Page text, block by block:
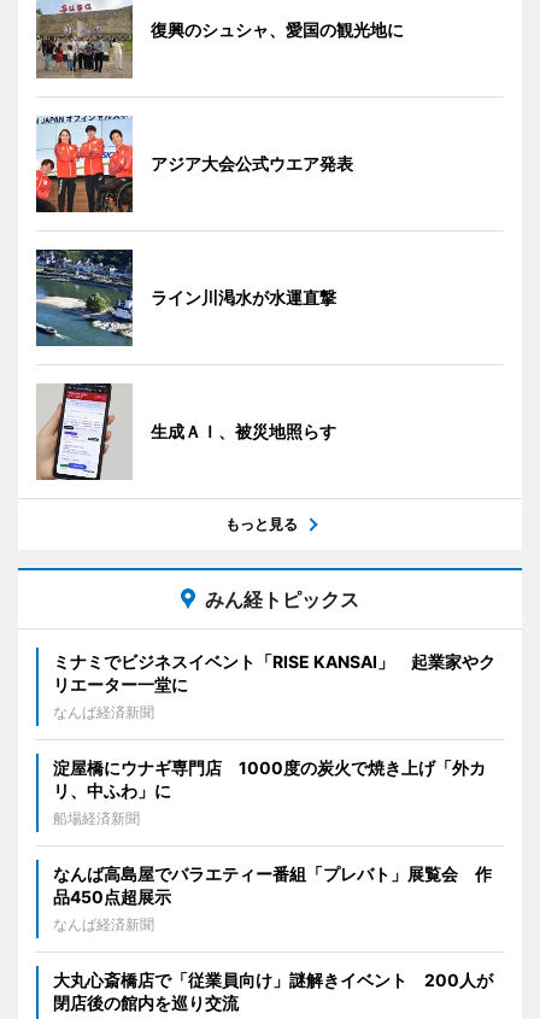
復興のシュシャ、愛国の観光地に
アジア大会公式ウエア発表
ライン川渇水が水運直撃
生成ＡＩ、被災地照らす
もっと見る
みん経トピックス
ミナミでビジネスイベント「RISE KANSAI」 起業家やク
リエーター一堂に
なんば経済新聞
淀屋橋にウナギ専門店 1000度の炭火で焼き上げ「外カ
リ、中ふわ」に
船場経済新聞
なんば高島屋でバラエティー番組「プレバト」展覧会 作
品450点超展示
なんば経済新聞
大丸心斎橋店で「従業員向け」謎解きイベント 200人が
閉店後の館内を巡り交流